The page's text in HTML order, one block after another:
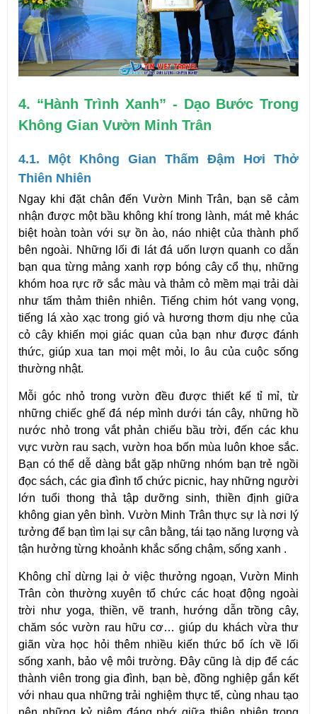
4. “Hành Trình Xanh” - Dạo Bước Trong
Không Gian Vườn Minh Trân
4.1. Một Không Gian Thấm Đậm Hơi Thở
Thiên Nhiên
Ngay khi đặt chân đến Vườn Minh Trân, bạn sẽ cảm
nhận được một bầu không khí trong lành, mát mẻ khác
biệt hoàn toàn với sự ồn ào, náo nhiệt của thành phố
bên ngoài. Những lối đi lát đá uốn lượn quanh co dẫn
bạn qua từng mảng xanh rợp bóng cây cổ thụ, những
khóm hoa rực rỡ sắc màu và thảm cỏ mềm mại trải dài
như tấm thảm thiên nhiên. Tiếng chim hót vang vọng,
tiếng lá xào xạc trong gió và hương thơm dịu nhẹ của
cỏ cây khiến mọi giác quan của bạn như được đánh
thức, giúp xua tan mọi mệt mỏi, lo âu của cuộc sống
thường nhật.
Mỗi góc nhỏ trong vườn đều được thiết kế tỉ mỉ, từ
những chiếc ghế đá nép mình dưới tán cây, những hồ
nước nhỏ trong vắt phản chiếu bầu trời, đến các khu
vực vườn rau sạch, vườn hoa bốn mùa luôn khoe sắc.
Bạn có thể dễ dàng bắt gặp những nhóm bạn trẻ ngồi
đọc sách, các gia đình tổ chức picnic, hay những người
lớn tuổi thong thả tập dưỡng sinh, thiền định giữa
không gian yên bình. Vườn Minh Trân thực sự là nơi lý
tưởng để bạn tìm lại sự cân bằng, tái tạo năng lượng và
tận hưởng từng khoảnh khắc sống chậm, sống xanh .
Không chỉ dừng lại ở việc thưởng ngoạn, Vườn Minh
Trân còn thường xuyên tổ chức các hoạt động ngoài
trời như yoga, thiền, vẽ tranh, hướng dẫn trồng cây,
chăm sóc vườn rau hữu cơ… giúp du khách vừa thư
giãn vừa học hỏi thêm nhiều kiến thức bổ ích về lối
sống xanh, bảo vệ môi trường. Đây cũng là dịp để các
thành viên trong gia đình, bạn bè, đồng nghiệp gắn kết
với nhau qua những trải nghiệm thực tế, cùng nhau tạo